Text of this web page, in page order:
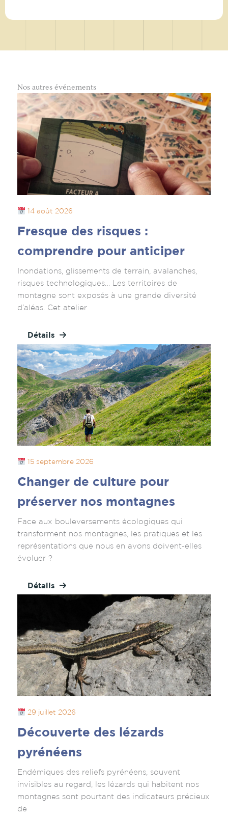
Nos autres événements
14 août 2026
Fresque des risques :
comprendre pour anticiper
Inondations, glissements de terrain, avalanches,
risques technologiques… Les territoires de
montagne sont exposés à une grande diversité
d’aléas. Cet atelier
Détails
15 septembre 2026
Changer de culture pour
préserver nos montagnes
Face aux bouleversements écologiques qui
transforment nos montagnes, les pratiques et les
représentations que nous en avons doivent-elles
évoluer ?
Détails
29 juillet 2026
Découverte des lézards
pyrénéens
Endémiques des reliefs pyrénéens, souvent
invisibles au regard, les lézards qui habitent nos
montagnes sont pourtant des indicateurs précieux
de